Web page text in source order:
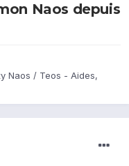
Naos depuis
Naos / Teos - Aides,